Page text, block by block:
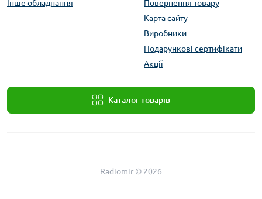
Інше обладнання
Повернення товару
Карта сайту
Виробники
Подарункові сертифікати
Акції
Каталог товарів
Radiomir © 2026